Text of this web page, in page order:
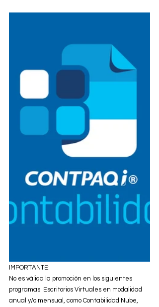
IMPORTANTE:
No es válida la promoción en los siguientes
programas: Escritorios Virtuales en modalidad
anual y/o mensual, como Contabilidad Nube,